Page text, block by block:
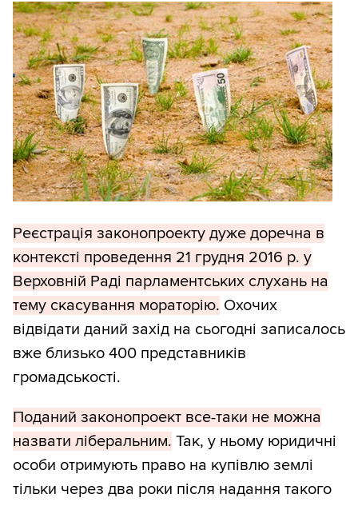
Реєстрація законопроекту дуже доречна в
контексті проведення 21 грудня 2016 р. у
Верховній Раді парламентських слухань на
тему скасування мораторію. Охочих
відвідати даний захід на сьогодні записалось
вже близько 400 представників
громадськості.
Поданий законопроект все-таки не можна
назвати ліберальним. Так, у ньому юридичні
особи отримують право на купівлю землі
тільки через два роки після надання такого